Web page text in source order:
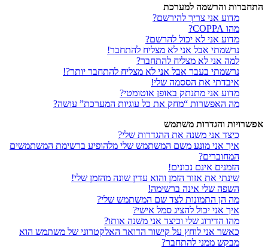
התחברות והרשמה למערכת
מדוע אני צריך להירשם?
מהו COPPA?
מדוע אני לא יכול להרשם?
נרשמתי אבל אני לא מצליח להתחבר!
למה אני לא מצליח להתחבר?
נרשמתי בעבר אבל אני לא מצליח להתחבר יותר?!
איבדתי את הססמה שלי!
מדוע אני מתנתק באופן אוטומטי?
מה האפשרות “מחק את כל עוגיות המערכת” עושה?
אפשרויות והגדרות משתמש
כיצד אני משנה את ההגדרות שלי?
איך אני מונע משם המשתמש שלי מלהופיע ברשימת המשתמשים
המחוברים?
הזמנים אינם נכונים!
שינתי את אזור הזמן והוא עדין שונה מהזמן שלי!
השפה שלי אינה ברשימה!
מה הן התמונות לצד שם המשתמש שלי?
איך אני יכול להציג סמל אישי?
מהו הדירוג שלי וכיצד אני משנה אותו?
כאשר אני לוחץ על קישור הדואר האלקטרוני של משתמש הוא
מבקש ממני להתחבר?